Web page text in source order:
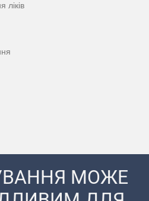
ліків
МОЖЕ